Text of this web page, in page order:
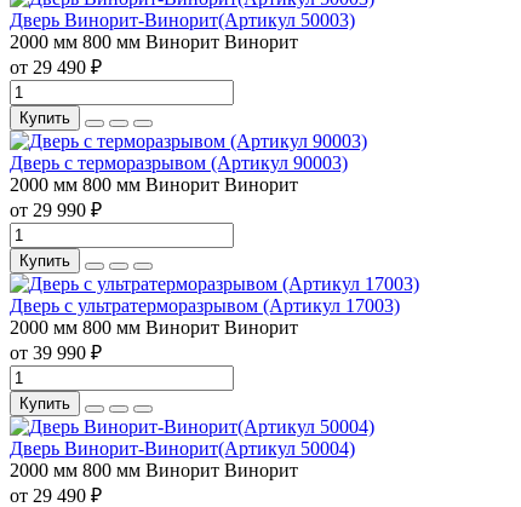
Дверь Винорит-Винорит(Артикул 50003)
2000 мм 800 мм Винорит Винорит
от 29 490 ₽
Купить
Дверь с терморазрывом (Артикул 90003)
2000 мм 800 мм Винорит Винорит
от 29 990 ₽
Купить
Дверь с ультратерморазрывом (Артикул 17003)
2000 мм 800 мм Винорит Винорит
от 39 990 ₽
Купить
Дверь Винорит-Винорит(Артикул 50004)
2000 мм 800 мм Винорит Винорит
от 29 490 ₽